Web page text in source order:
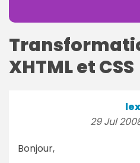
XHTML et CSS
lex
29 Jul
Bonjour,